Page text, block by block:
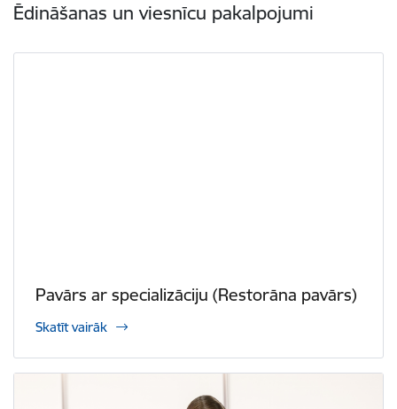
Ēdināšanas un viesnīcu pakalpojumi
Pavārs ar specializāciju (Restorāna pavārs)
Skatīt vairāk